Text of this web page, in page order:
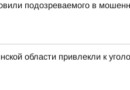
подозреваемого в
области привлекли к